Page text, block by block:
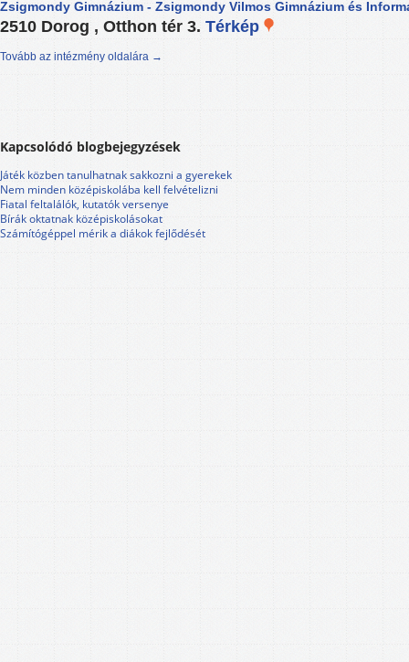
Zsigmondy Gimnázium - Zsigmondy Vilmos Gimnázium és
2510 Dorog , Otthon tér 3. Térkép
Tovább az intézmény oldalára →
Kapcsolódó blogbejegyzések
Játék közben tanulhatnak sakkozni a gyerekek
Nem minden középiskolába kell felvételizni
Fiatal feltalálók, kutatók versenye
Bírák oktatnak középiskolásokat
Számítógéppel mérik a diákok fejlődését